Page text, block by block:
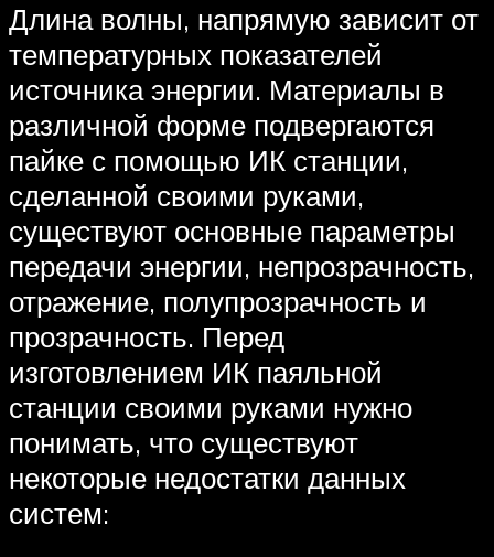
Длина волны, напрямую зависит от
температурных показателей
источника энергии. Материалы в
различной форме подвергаются
пайке с помощью ИК станции,
сделанной своими руками,
существуют основные параметры
передачи энергии, непрозрачность,
отражение, полупрозрачность и
прозрачность. Перед
изготовлением ИК паяльной
станции своими руками нужно
понимать, что существуют
некоторые недостатки данных
систем: